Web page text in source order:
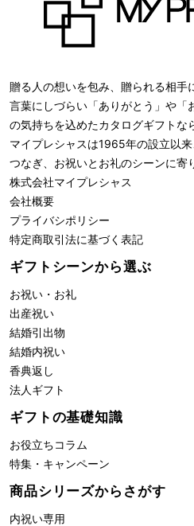
贈る人の想いを包み、贈られる相
言葉にしづらい「ありがとう」や「
の気持ちを込めたカタログギフトな
マイプレシャスは1965年の設立以
つなぎ、お祝いとお礼のシーンに寄
株式会社マイプレシャス
会社概要
プライバシポリシー
特定商取引法に基づく表記
ギフトシーンから選ぶ
お祝い・お礼
出産祝い
結婚引出物
結婚内祝い
香典返し
法人ギフト
ギフトの基礎知識
お役立ちコラム
特集・キャンペーン
商品シリーズからさがす
内祝い専用